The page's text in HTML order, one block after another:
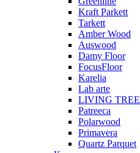
Kraft Parkett
Tarkett
Amber Wood
Auswood
Damy Floor
FocusFloor
Karelia
Lab arte
LIVING TREE
Patreeca
Polarwood
Primavera
Quartz Parquet